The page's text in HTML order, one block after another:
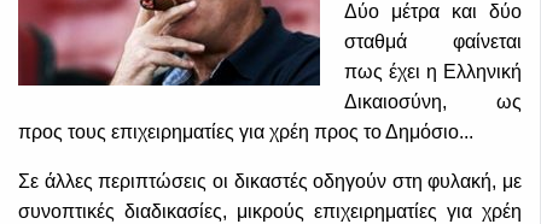
Δύο μέτρα και δύο
σταθμά φαίνεται
πως έχει η Ελληνική
Δικαιοσύνη, ως
προς τους επιχειρηματίες για χρέη προς το Δημόσιο...
Σε άλλες περιπτώσεις οι δικαστές οδηγούν στη φυλακή, με
συνοπτικές διαδικασίες, μικρούς επιχειρηματίες για χρέη